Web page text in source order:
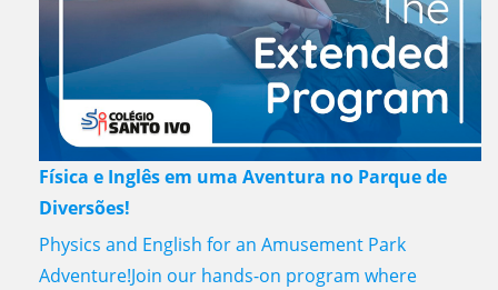
Física e Inglês em uma Aventura no Parque de
Diversões!
Physics and English for an Amusement Park
Adventure!Join our hands-on program where